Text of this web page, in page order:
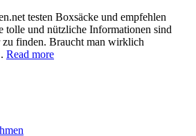
testen Boxsäcke und empfehlen
tolle und nützliche Informationen sind
finden. Braucht man wirklich
Read more